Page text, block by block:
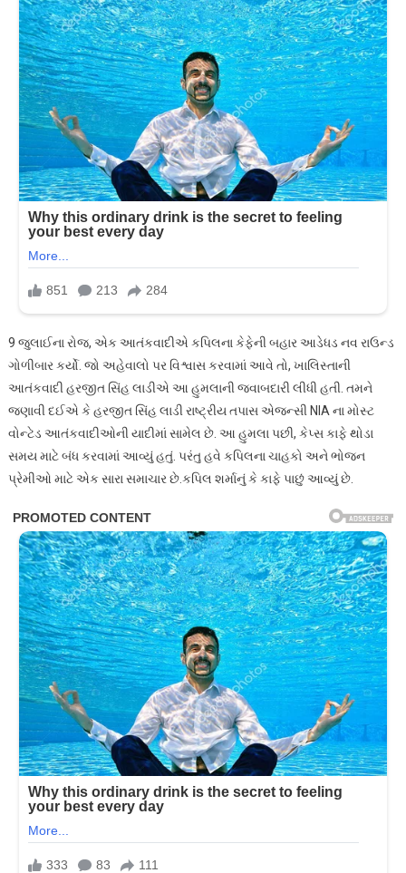
9 જુલાઈના રોજ, એક આતંકવાદીએ કપિલના કેફેની બહાર આડેધડ નવ રાઉન્ડ
ગોળીબાર કર્યો. જો અહેવાલો પર વિશ્વાસ કરવામાં આવે તો, ખાલિસ્તાની
આતંકવાદી હરજીત સિંહ લાડીએ આ હુમલાની જવાબદારી લીધી હતી. તમને
જણાવી દઈએ કે હરજીત સિંહ લાડી રાષ્ટ્રીય તપાસ એજન્સી NIA ના મોસ્ટ
વોન્ટેડ આતંકવાદીઓની યાદીમાં સામેલ છે. આ હુમલા પછી, કેપ્સ કાફે થોડા
સમય માટે બંધ કરવામાં આવ્યું હતું. પરંતુ હવે કપિલના ચાહકો અને ભોજન
પ્રેમીઓ માટે એક સારા સમાચાર છે.કપિલ શર્માનું કે કાફે પાછું આવ્યું છે.